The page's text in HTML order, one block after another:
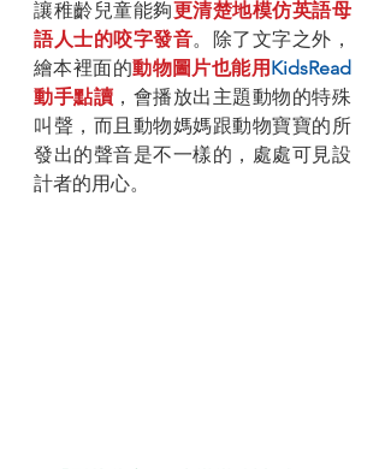
讓稚齡兒童能夠更清楚地模仿英語母
語人士的咬字發音。除了文字之外，
繪本裡面的動物圖片也能用 KidsRead
動手點讀 ，會播放出主題動物的特殊
叫聲，而且動物媽媽跟動物寶寶的所
發出的聲音是不一樣的，處處可見設
計者的用心。